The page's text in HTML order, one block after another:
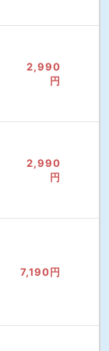
2,990
円
2,990
円
7,190円